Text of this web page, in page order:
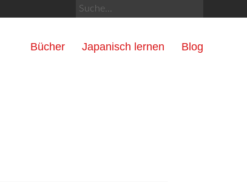
Bücher Japanisch lernen Blog